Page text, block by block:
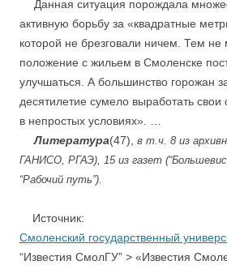
Данная ситуация порождала
активную борьбу за «квадратные
которой не брезговали ничем. Тем
положение с жильем в Смоленске
улучшаться. А большинство горожан
десятилетие сумело выработать свои
в непростых условиях». …
.Литература(47), в т.ч. 8 из
ГАНИСО, РГАЭ), 15 из газет
“Рабочий путь”).
Источник:
Смоленский государственный
“Известия СмолГУ” > «Известия